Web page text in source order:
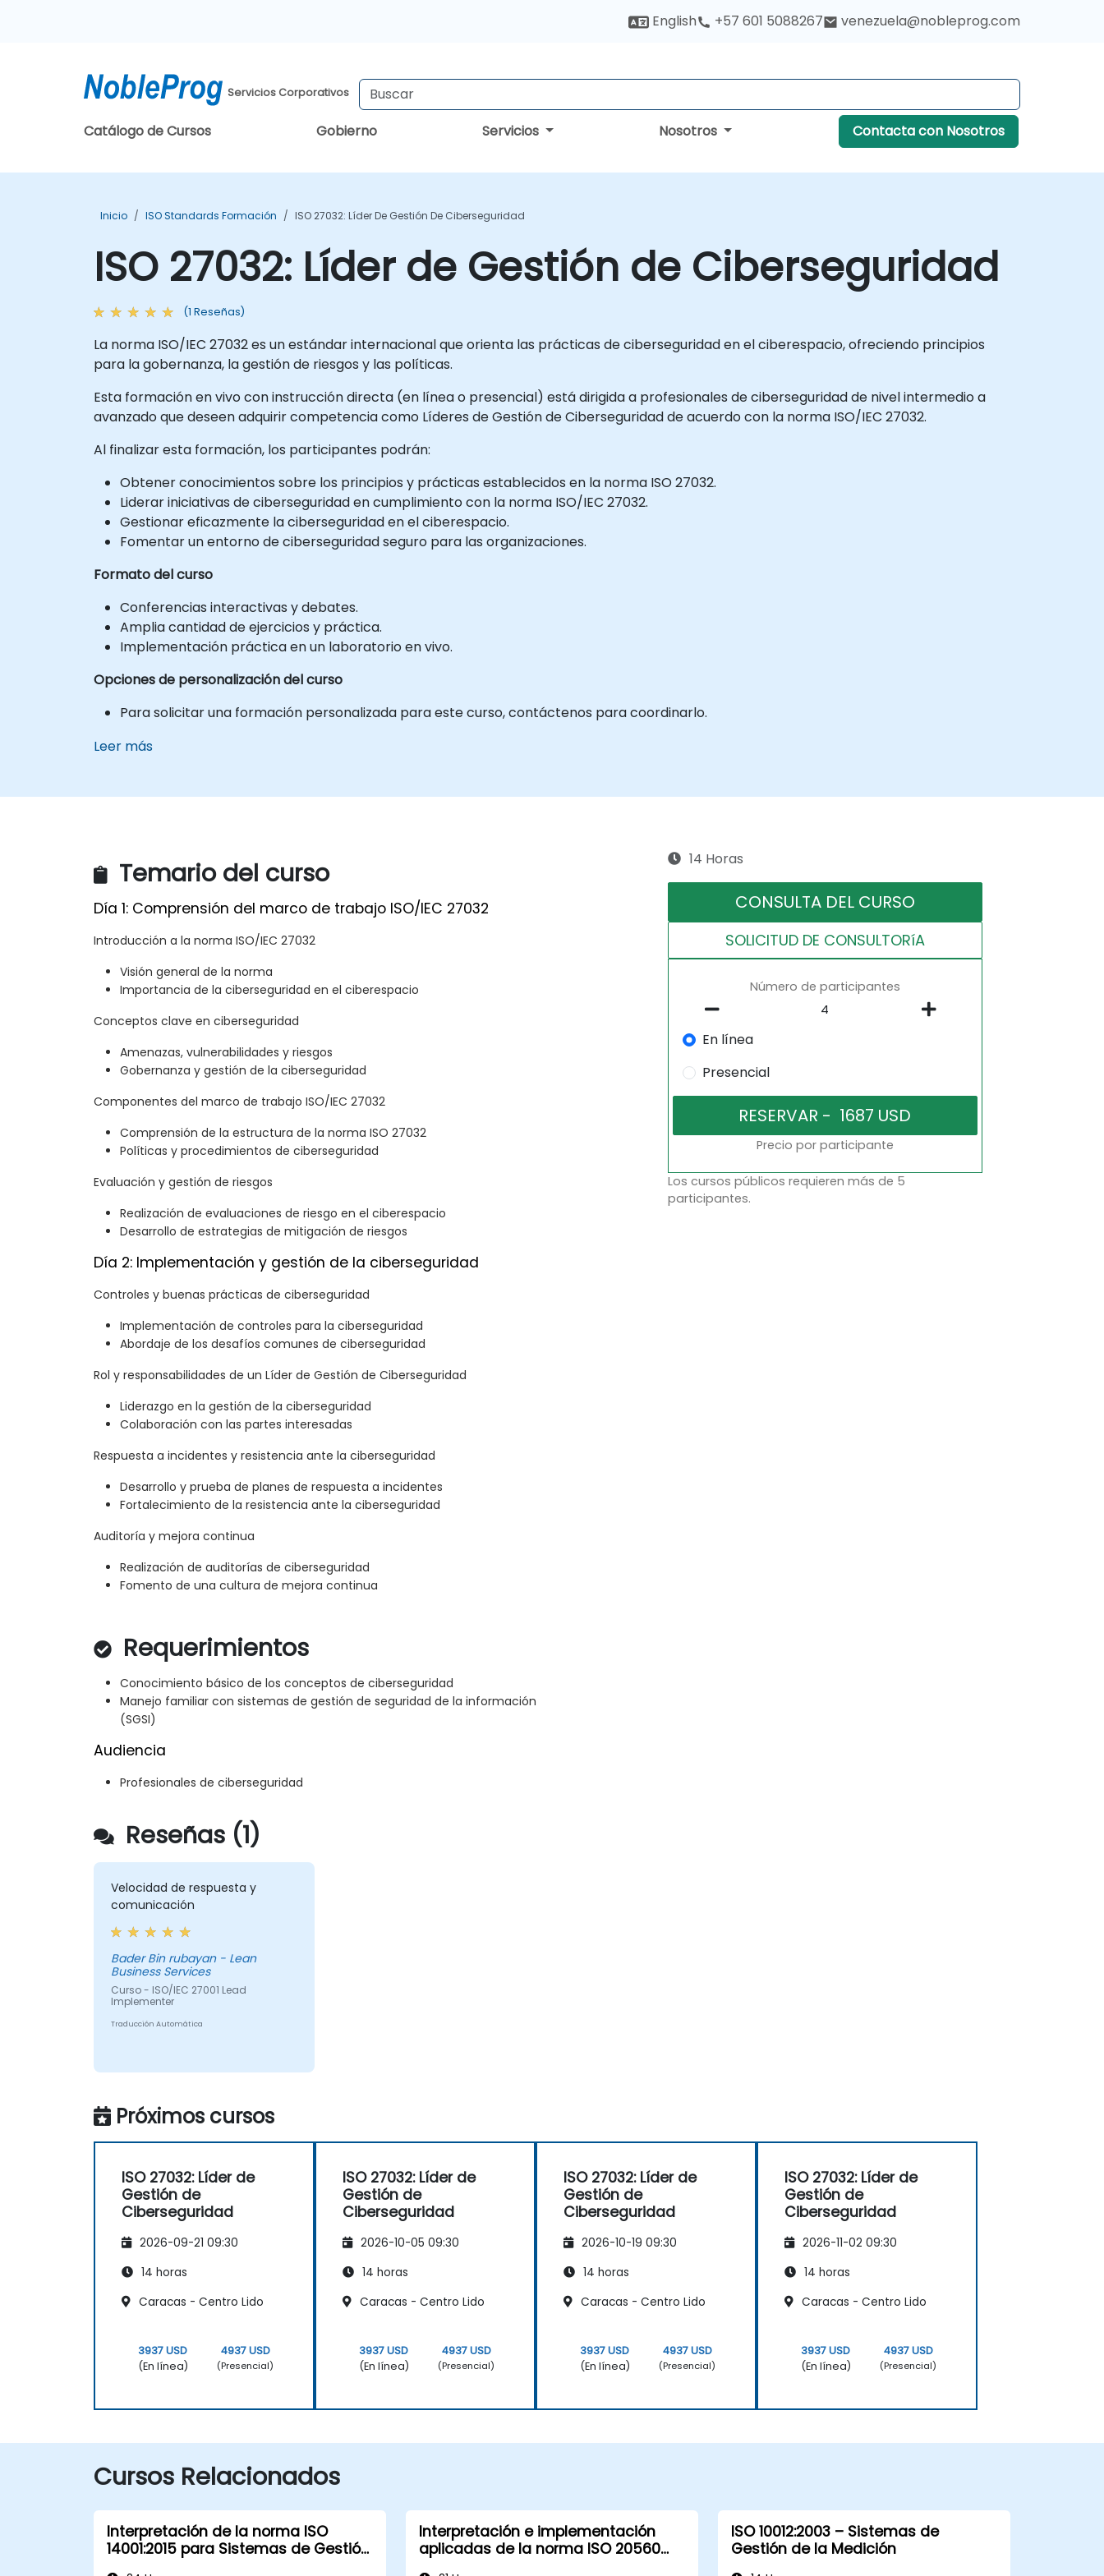
English +57 601 5088267 venezuela@nobleprog.com
Servicios Corporativos
Catálogo de Cursos Gobierno Servicios Nosotros Contacta con Nosotros
Inicio ISO Standards Formación ISO 27032: Líder De Gestión De Ciberseguridad
ISO 27032: Líder de Gestión de Ciberseguridad
(1 Reseñas)
La norma ISO/IEC 27032 es un estándar internacional que orienta las prácticas de ciberseguridad en el ciberespacio, ofreciendo principios
para la gobernanza, la gestión de riesgos y las políticas.
Esta formación en vivo con instrucción directa (en línea o presencial) está dirigida a profesionales de ciberseguridad de nivel intermedio a
avanzado que deseen adquirir competencia como Líderes de Gestión de Ciberseguridad de acuerdo con la norma ISO/IEC 27032.
Al finalizar esta formación, los participantes podrán:
Obtener conocimientos sobre los principios y prácticas establecidos en la norma ISO 27032.
Liderar iniciativas de ciberseguridad en cumplimiento con la norma ISO/IEC 27032.
Gestionar eficazmente la ciberseguridad en el ciberespacio.
Fomentar un entorno de ciberseguridad seguro para las organizaciones.
Formato del curso
Conferencias interactivas y debates.
Amplia cantidad de ejercicios y práctica.
Implementación práctica en un laboratorio en vivo.
Opciones de personalización del curso
Para solicitar una formación personalizada para este curso, contáctenos para coordinarlo.
Leer más
Temario del curso
Día 1: Comprensión del marco de trabajo ISO/IEC 27032
Introducción a la norma ISO/IEC 27032
Visión general de la norma
Importancia de la ciberseguridad en el ciberespacio
Conceptos clave en ciberseguridad
Amenazas, vulnerabilidades y riesgos
Gobernanza y gestión de la ciberseguridad
Componentes del marco de trabajo ISO/IEC 27032
Comprensión de la estructura de la norma ISO 27032
Políticas y procedimientos de ciberseguridad
Evaluación y gestión de riesgos
Realización de evaluaciones de riesgo en el ciberespacio
Desarrollo de estrategias de mitigación de riesgos
Día 2: Implementación y gestión de la ciberseguridad
Controles y buenas prácticas de ciberseguridad
Implementación de controles para la ciberseguridad
Abordaje de los desafíos comunes de ciberseguridad
Rol y responsabilidades de un Líder de Gestión de Ciberseguridad
Liderazgo en la gestión de la ciberseguridad
Colaboración con las partes interesadas
Respuesta a incidentes y resistencia ante la ciberseguridad
Desarrollo y prueba de planes de respuesta a incidentes
Fortalecimiento de la resistencia ante la ciberseguridad
Auditoría y mejora continua
Realización de auditorías de ciberseguridad
Fomento de una cultura de mejora continua
Requerimientos
Conocimiento básico de los conceptos de ciberseguridad
Manejo familiar con sistemas de gestión de seguridad de la información
(SGSI)
Audiencia
Profesionales de ciberseguridad
14 Horas
CONSULTA DEL CURSO
SOLICITUD DE CONSULTORíA
Número de participantes
En línea
Presencial
Precio por participante
Los cursos públicos requieren más de 5
participantes.
Reseñas (1)
Velocidad de respuesta y
comunicación
Bader Bin rubayan - Lean
Business Services
Curso - ISO/IEC 27001 Lead
Implementer
Traducción Automática
Próximos cursos
ISO 27032: Líder de
Gestión de
Ciberseguridad
2026-09-21 09:30
14 horas
Caracas - Centro Lido
3937 USD
(En línea)
4937 USD
(Presencial)
ISO 27032: Líder de
Gestión de
Ciberseguridad
2026-10-05 09:30
14 horas
Caracas - Centro Lido
3937 USD
(En línea)
4937 USD
(Presencial)
ISO 27032: Líder de
Gestión de
Ciberseguridad
2026-10-19 09:30
14 horas
Caracas - Centro Lido
3937 USD
(En línea)
4937 USD
(Presencial)
ISO 27032: Líder de
Gestión de
Ciberseguridad
2026-11-02 09:30
14 horas
Caracas - Centro Lido
3937 USD
(En línea)
4937 USD
(Presencial)
Cursos Relacionados
Interpretación de la norma ISO
14001:2015 para Sistemas de Gestión
Interpretación e implementación
aplicadas de la norma ISO 20560
ISO 10012:2003 – Sistemas de
Gestión de la Medición